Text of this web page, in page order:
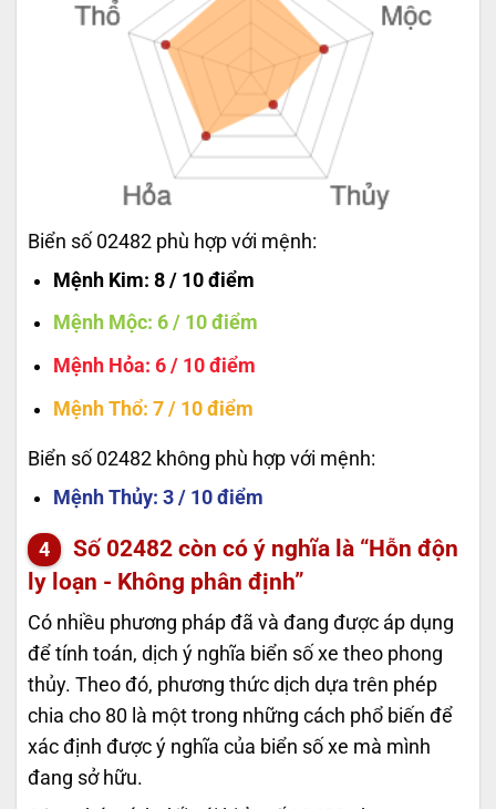
Biển số 02482 phù hợp với mệnh:
Mệnh Kim: 8 / 10 điểm
Mệnh Mộc: 6 / 10 điểm
Mệnh Hỏa: 6 / 10 điểm
Mệnh Thổ: 7 / 10 điểm
Biển số 02482 không phù hợp với mệnh:
Mệnh Thủy: 3 / 10 điểm
Số 02482 còn có ý nghĩa là “Hỗn độn
ly loạn - Không phân định”
Có nhiều phương pháp đã và đang được áp dụng
để tính toán, dịch ý nghĩa biển số xe theo phong
thủy. Theo đó, phương thức dịch dựa trên phép
chia cho 80 là một trong những cách phổ biến để
xác định được ý nghĩa của biển số xe mà mình
đang sở hữu.